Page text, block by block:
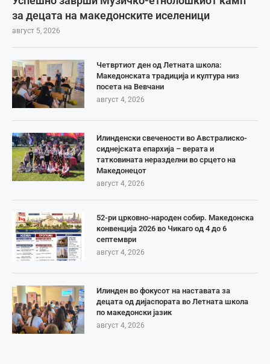
за децата на македонските иселеници
август 5, 2026
Четвртиот ден од Летната школа:
Македонската традиција и култура низ
посета на Вевчани
август 4, 2026
Илинденски свечености во Австралиско-
сиднејската епархија – верата и
татковината неразделни во срцето на
Македонецот
август 4, 2026
52-ри црковно-народен собир. Македонска
конвенција 2026 во Чикаго од 4 до 6
септември
август 4, 2026
Илинден во фокусот на наставата за
децата од дијаспората во Летната школа
по македонски јазик
август 4, 2026